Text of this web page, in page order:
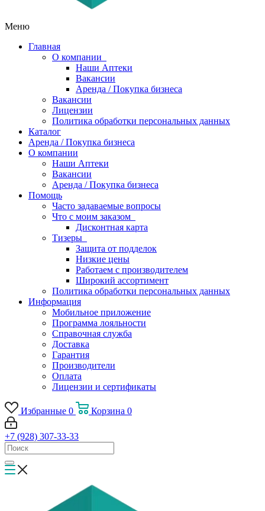
Меню
Главная
О компании
Наши Аптеки
Вакансии
Аренда / Покупка бизнеса
Вакансии
Лицензии
Политика обработки персональных данных
Каталог
Аренда / Покупка бизнеса
О компании
Наши Аптеки
Вакансии
Аренда / Покупка бизнеса
Помощь
Часто задаваемые вопросы
Что с моим заказом
Дисконтная карта
Тизеры
Защита от подделок
Низкие цены
Работаем с производителем
Широкий ассортимент
Политика обработки персональных данных
Информация
Мобильное приложение
Программа лояльности
Справочная служба
Доставка
Гарантия
Производители
Оплата
Лицензии и сертификаты
Избранные 0 Корзина 0
+7 (928) 307-33-33